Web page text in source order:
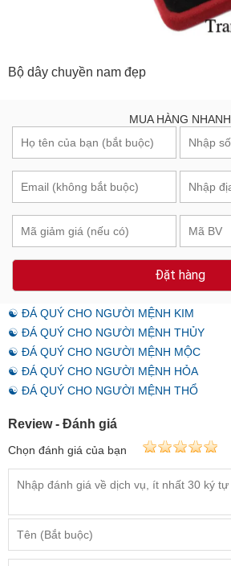
Bộ dây chuyền nam đẹp
MUA HÀNG NHANH
Đặt hàng
☯ ĐÁ QUÝ CHO NGƯỜI MỆNH KIM
☯ ĐÁ QUÝ CHO NGƯỜI MỆNH THỦY
☯ ĐÁ QUÝ CHO NGƯỜI MỆNH MỘC
☯ ĐÁ QUÝ CHO NGƯỜI MỆNH HỎA
☯ ĐÁ QUÝ CHO NGƯỜI MỆNH THỔ
Review - Đánh giá
Chọn đánh giá của bạn